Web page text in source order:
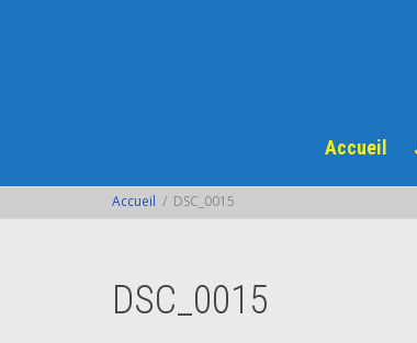
Accueil
Accueil DSC_0015
DSC_0015